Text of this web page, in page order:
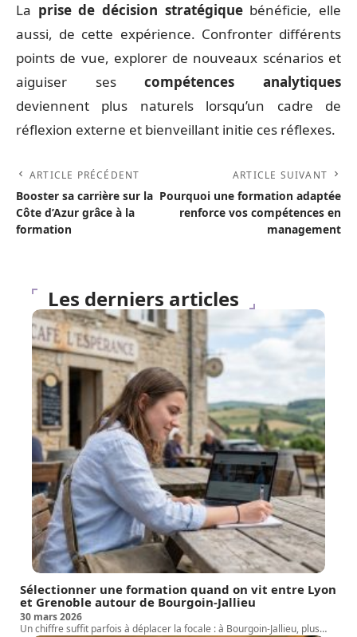
La prise de décision stratégiquebénéficie, elle
aussi, de cette expérience. Confronter différents
points de vue, explorer de nouveaux scénarios et
aiguiser sescompétences analytiques
deviennent plus naturels lorsqu’un cadre de
réflexion externe et bienveillant initie ces réflexes.
ARTICLE PRÉCÉDENT
Booster sa carrière sur la
Côte d’Azur grâce à la
formation
ARTICLE SUIVANT
Pourquoi une formation adaptée
renforce vos compétences en
management
Les derniers articles
Sélectionner une formation quand on vit entre Lyon
et Grenoble autour de Bourgoin-Jallieu
30 mars 2026
Un chiffre suffit parfois à déplacer la focale : à Bourgoin-Jallieu, plus…